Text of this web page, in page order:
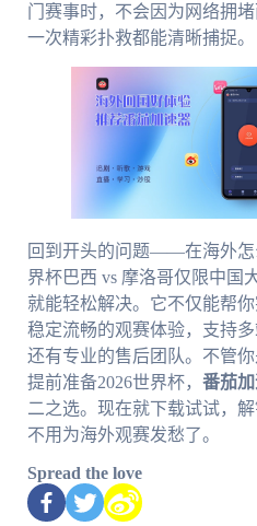
门赛事时，不会因为网络拥
一次精彩扑救都能清晰捕捉。
回到开头的问题——在海外怎
界杯巴西 vs 摩洛哥仅限中国
就能轻松解决。它不仅能帮
稳定流畅的观赛体验，支持多
还有专业的售后团队。不管
提前准备2026世界杯， 番茄
二之选。现在就下载试试，
不用为海外观赛发愁了。
Spread the love